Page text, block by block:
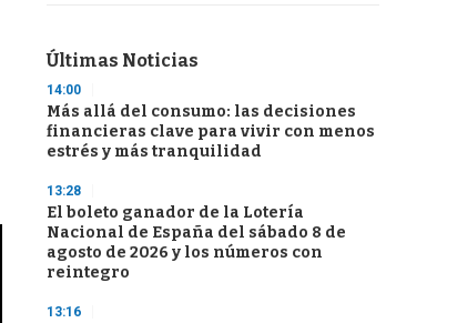
Últimas Noticias
14:00
Más allá del consumo: las decisiones
financieras clave para vivir con menos
estrés y más tranquilidad
13:28
El boleto ganador de la Lotería
Nacional de España del sábado 8 de
agosto de 2026 y los números con
reintegro
13:16